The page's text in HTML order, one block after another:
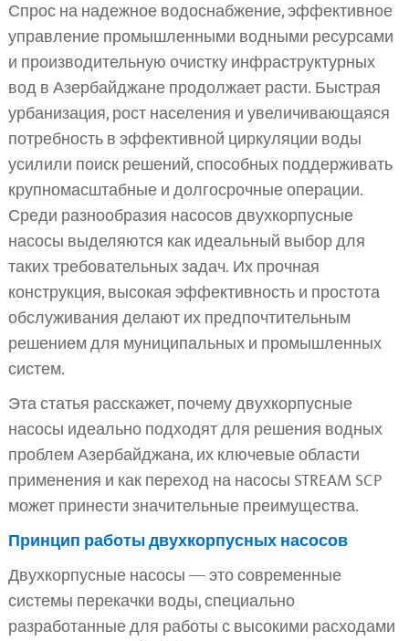
Спрос на надежное водоснабжение, эффективное
управление промышленными водными ресурсами
и производительную очистку инфраструктурных
вод в Азербайджане продолжает расти. Быстрая
урбанизация, рост населения и увеличивающаяся
потребность в эффективной циркуляции воды
усилили поиск решений, способных поддерживать
крупномасштабные и долгосрочные операции.
Среди разнообразия насосов двухкорпусные
насосы выделяются как идеальный выбор для
таких требовательных задач. Их прочная
конструкция, высокая эффективность и простота
обслуживания делают их предпочтительным
решением для муниципальных и промышленных
систем.
Эта статья расскажет, почему двухкорпусные
насосы идеально подходят для решения водных
проблем Азербайджана, их ключевые области
применения и как переход на насосы STREAM SCP
может принести значительные преимущества.
Принцип работы двухкорпусных насосов
Двухкорпусные насосы — это современные
системы перекачки воды, специально
разработанные для работы с высокими расходами